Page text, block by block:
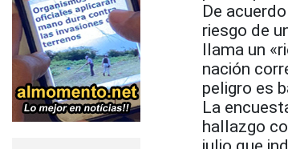
De
riesgo de
llama un
nación
peligro es
La
hallazgo